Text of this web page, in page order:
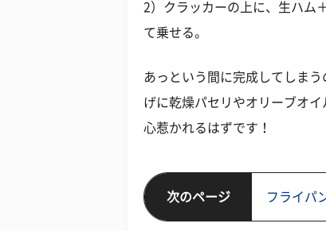
2）クラッカーの上に、生ハム
て乗せる。
あっという間に完成してしま
げに乾燥パセリやオリーブオ
心惹かれるはずです！
次のページ フライパ